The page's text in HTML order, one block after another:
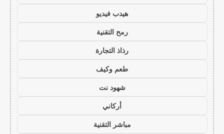
هيدب فيديو
رمح التقنية
رذاذ التجارة
طعم وكيف
شهود نت
أركاني
مباشر التقنية